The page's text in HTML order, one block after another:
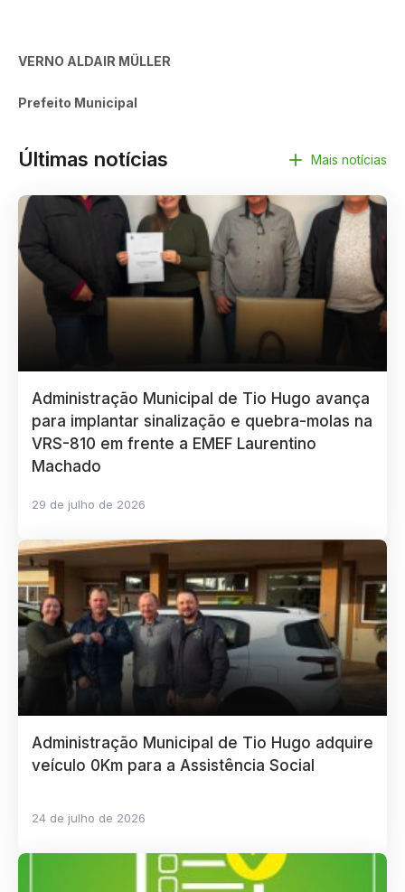
VERNO ALDAIR MÜLLER
Prefeito Municipal
Últimas notícias Mais notícias
Administração Municipal de Tio Hugo avança
para implantar sinalização e quebra-molas na
VRS-810 em frente a EMEF Laurentino
Machado
29 de julho de 2026
Administração Municipal de Tio Hugo adquire
veículo 0Km para a Assistência Social
24 de julho de 2026